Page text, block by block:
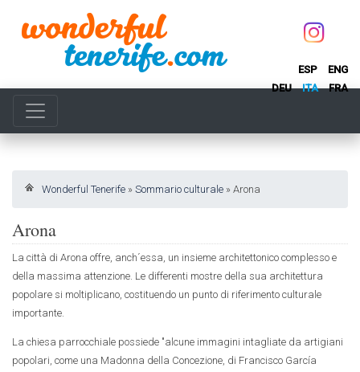
ESP
ENG
DEU
ITA FRA
Wonderful Tenerife » Sommario culturale » Arona
Arona
La città di Arona offre, anch´essa, un insieme architettonico complesso e
della massima attenzione. Le differenti mostre della sua architettura
popolare si moltiplicano, costituendo un punto di riferimento culturale
importante.
La chiesa parrocchiale possiede "alcune immagini intagliate da artigiani
popolari, come una Madonna della Concezione, di Francisco García